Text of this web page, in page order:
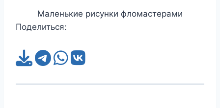
Маленькие рисунки фломастерами
Поделиться: